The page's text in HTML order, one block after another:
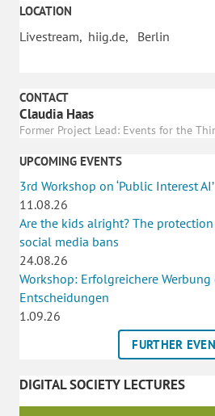
LOCATION
Livestream, hiig.de, Berlin
CONTACT
Claudia Haas
Former Project Lead: Events for the
UPCOMING EVENTS
3rd Workshop on ‘Public Interest AI’
11.08.26
Are the kids alright? The
social media bans
24.08.26
Workshop: Erfolgreichere
Entscheidungen
1.09.26
FURTHER
DIGITAL SOCIETY LECTURES